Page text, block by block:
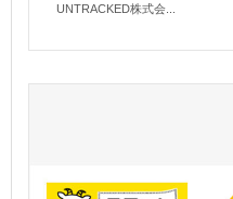
UNTRACKED株式会...